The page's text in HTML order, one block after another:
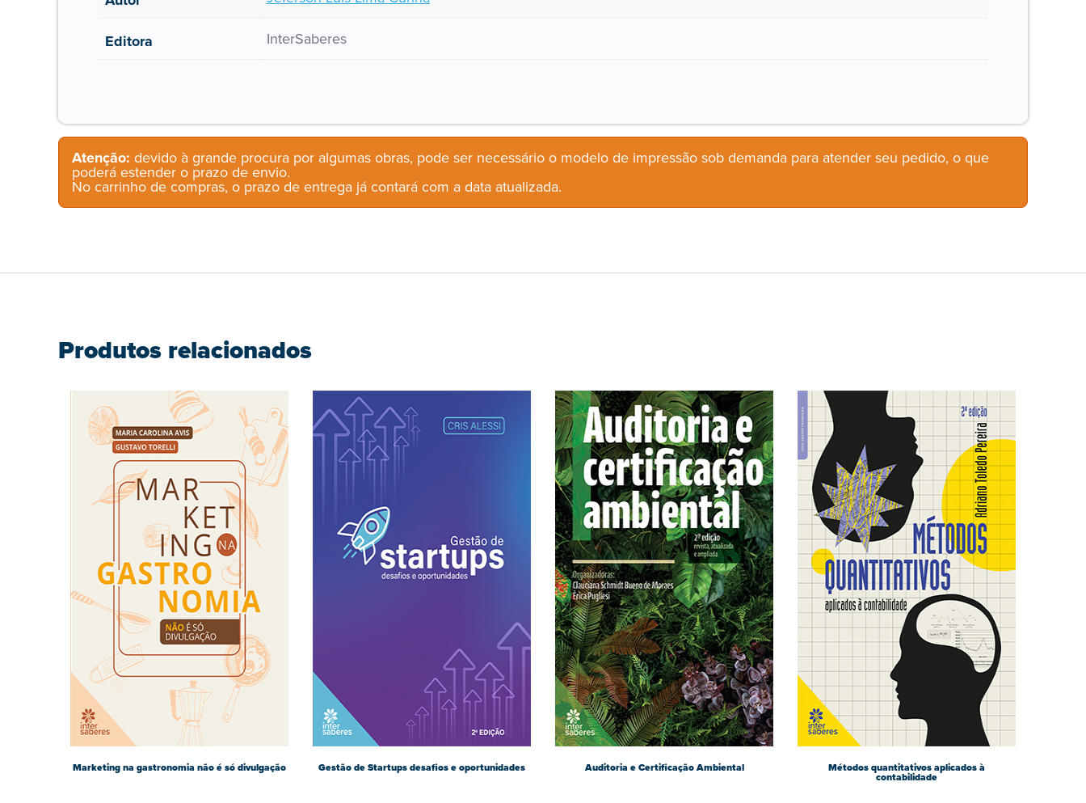
Editora InterSaberes
Atenção: devido à grande procura por algumas obras, pode ser necessário o modelo de impressão sob demanda para atender seu pedido, o que
poderá estender o prazo de envio.
No carrinho de compras, o prazo de entrega já contará com a data atualizada.
Produtos relacionados
Marketing na gastronomia não é só divulgação Gestão de Startups desafios e oportunidades Auditoria e Certificação Ambiental Métodos quantitativos aplicados à
contabilidade